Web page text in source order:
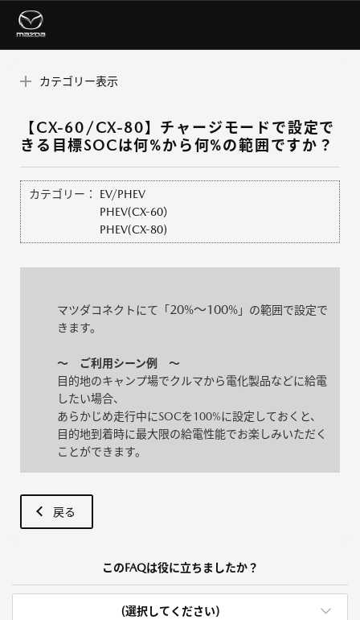
カテゴリー表示
【CX-60/CX-80】チャージモードで設定で
きる目標SOCは何%から何%の範囲ですか？
カテゴリー：
EV/PHEV
PHEV(CX-60）
PHEV(CX-80)
マツダコネクトにて「 20%～100% 」の範囲で設定で
きます。
～ ご利用シーン例 ～
目的地のキャンプ場でクルマから電化製品などに給電
したい場合、
あらかじめ走行中にSOCを100%に設定しておくと、
目的地到着時に最大限の給電性能でお楽しみいただく
ことができます。
戻る
このFAQは役に立ちましたか？
(選択してください)